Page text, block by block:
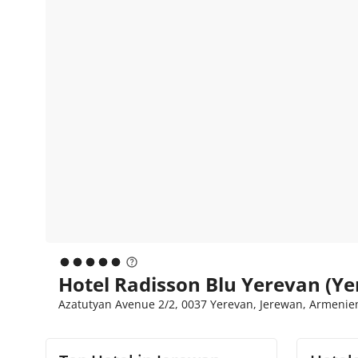
Hotel Radisson Blu Yerevan
Azatutyan Avenue 2/2, 0037 Yerevan, Jerewan,